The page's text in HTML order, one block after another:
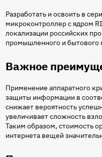
Разработать и освоить в
микроконтроллер с ядром
локализации российских
промышленного и бытового
Важное
Применение аппаратного
защиты информации в
снижает вероятность
увеличивает сложность
Таким образом, стоимость
интернета вещей